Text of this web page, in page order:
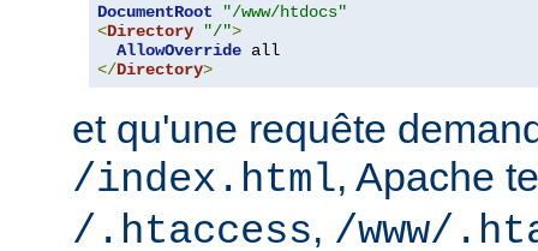
DocumentRoot
"/www/htdocs"
<Directory "/">
AllowOverride
</Directory>
et qu'une requête
/index.html, Apache
/.htaccess, /www/